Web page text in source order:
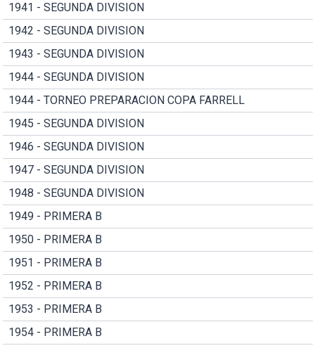
1941 - SEGUNDA DIVISION
1942 - SEGUNDA DIVISION
1943 - SEGUNDA DIVISION
1944 - SEGUNDA DIVISION
1944 - TORNEO PREPARACION COPA FARRELL
1945 - SEGUNDA DIVISION
1946 - SEGUNDA DIVISION
1947 - SEGUNDA DIVISION
1948 - SEGUNDA DIVISION
1949 - PRIMERA B
1950 - PRIMERA B
1951 - PRIMERA B
1952 - PRIMERA B
1953 - PRIMERA B
1954 - PRIMERA B